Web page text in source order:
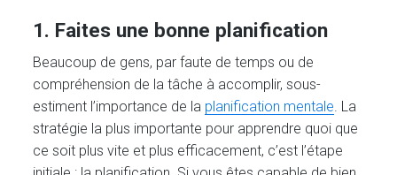
1. Faites une bonne planification
Beaucoup de gens, par faute de temps ou de
compréhension de la tâche à accomplir, sous-
estiment l’importance de la planification mentale. La
stratégie la plus importante pour apprendre quoi que
ce soit plus vite et plus efficacement, c’est l’étape